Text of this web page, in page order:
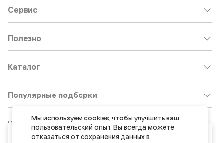
Ваш город
Сервис
Полезно
Каталог
Популярные подборки
Клиентский центр: 8 800 511 30 95
Почта по общим вопросам:
Мы используем cookies, чтобы улучшить ваш
пользовательский опыт. Вы всегда можете
отказаться от сохранения данных в